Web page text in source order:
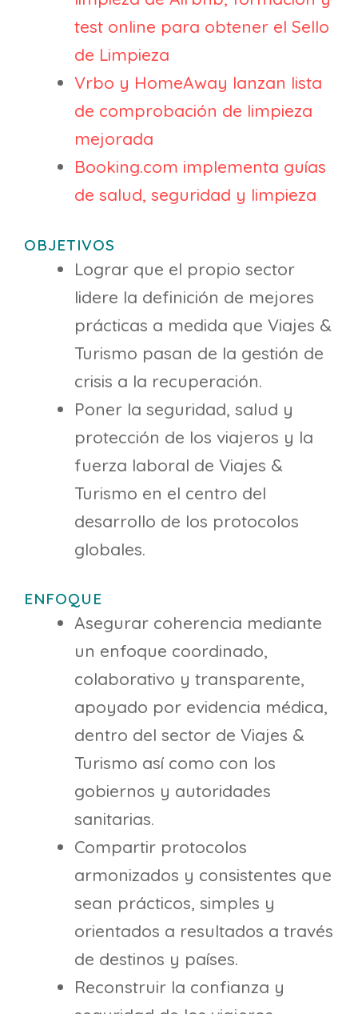
test online para obtener el Sello
de Limpieza
Vrbo y HomeAway lanzan lista
de comprobación de limpieza
mejorada
Booking.com implementa guías
de salud, seguridad y limpieza
OBJETIVOS
Lograr que el propio sector
lidere la definición de mejores
prácticas a medida que Viajes &
Turismo pasan de la gestión de
crisis a la recuperación.
Poner la seguridad, salud y
protección de los viajeros y la
fuerza laboral de Viajes &
Turismo en el centro del
desarrollo de los protocolos
globales.
ENFOQUE
Asegurar coherencia mediante
un enfoque coordinado,
colaborativo y transparente,
apoyado por evidencia médica,
dentro del sector de Viajes &
Turismo así como con los
gobiernos y autoridades
sanitarias.
Compartir protocolos
armonizados y consistentes que
sean prácticos, simples y
orientados a resultados a través
de destinos y países.
Reconstruir la confianza y